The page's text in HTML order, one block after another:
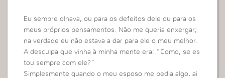
Eu sempre olhava, ou para os defeitos dele ou para os
meus próprios pensamentos. Não me queria enxergar;
na verdade eu não estava a dar para ele o meu melhor.
A desculpa que vinha à minha mente era: “Como, se es
tou sempre com ele?”
Simplesmente quando o meu esposo me pedia algo, ai